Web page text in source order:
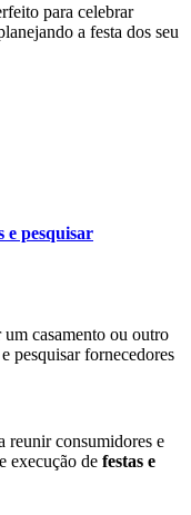
para celebrar
a festa dos seu
e pesquisar
um casamento ou outro
pesquisar fornecedores
reunir consumidores e
execução de festas e